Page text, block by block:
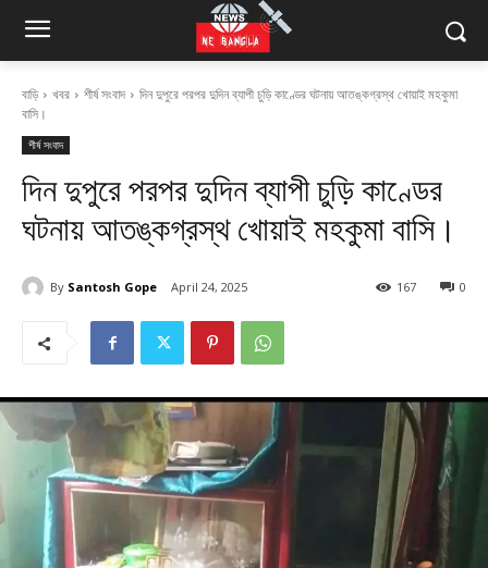
বাড়ি খবর শীর্ষ সংবাদ
দিন দুপুরে পরপর দুদিন ব্যাপী চুড়ি কাণ্ডের ঘটনায় আতঙ্কগ্রস্থ খোয়াই মহকুমা
বাসি।
শীর্ষ সংবাদ
দিন দুপুরে পরপর দুদিন ব্যাপী চুড়ি কাণ্ডের
ঘটনায় আতঙ্কগ্রস্থ খোয়াই মহকুমা বাসি।
By Santosh Gope April 24, 2025 0
167